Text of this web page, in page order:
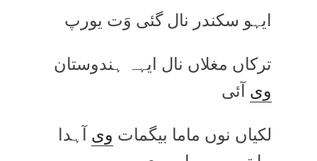
ایہو سکندر نال گئی وَت یورپ
ترکاں مغلاں نال ایہہ ہندوستان
ویآئی
لکیاں نوں ماما بیگمات ویآہدا